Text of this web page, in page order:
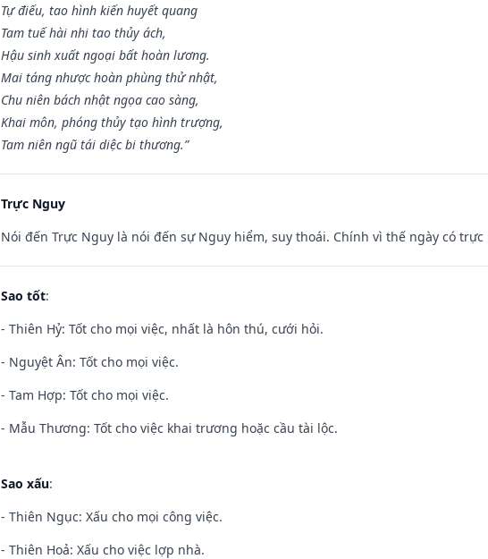
Tự điếu, tao hình kiến huyết quang
Tam tuế hài nhi tao thủy ách,
Hậu sinh xuất ngoại bất hoàn lương.
Mai táng nhược hoàn phùng thử nhật,
Chu niên bách nhật ngọa cao sàng,
Khai môn, phóng thủy tạo hình trượng,
Tam niên ngũ tái diệc bi thương.”
Trực Nguy
Nói đến Trực Nguy là nói đến sự Nguy hiểm, suy thoái. Chính vì thế ngày có
Sao tốt:
- Thiên Hỷ: Tốt cho mọi việc, nhất là hôn thú, cưới hỏi.
- Nguyệt Ân: Tốt cho mọi việc.
- Tam Hợp: Tốt cho mọi việc.
- Mẫu Thương: Tốt cho việc khai trương hoặc cầu tài lộc.
Sao xấu:
- Thiên Ngục: Xấu cho mọi công việc.
- Thiên Hoả: Xấu cho việc lợp nhà.